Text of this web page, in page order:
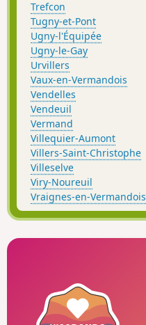
Trefcon
Tugny-et-Pont
Ugny-l'Équipée
Ugny-le-Gay
Urvillers
Vaux-en-Vermandois
Vendelles
Vendeuil
Vermand
Villequier-Aumont
Villers-Saint-Christophe
Villeselve
Viry-Noureuil
Vraignes-en-Vermandois